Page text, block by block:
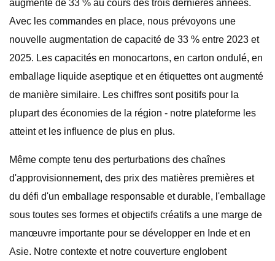
augmenté de 33 % au cours des trois dernières années.
Avec les commandes en place, nous prévoyons une
nouvelle augmentation de capacité de 33 % entre 2023 et
2025. Les capacités en monocartons, en carton ondulé, en
emballage liquide aseptique et en étiquettes ont augmenté
de manière similaire. Les chiffres sont positifs pour la
plupart des économies de la région - notre plateforme les
atteint et les influence de plus en plus.
Même compte tenu des perturbations des chaînes
d'approvisionnement, des prix des matières premières et
du défi d'un emballage responsable et durable, l'emballage
sous toutes ses formes et objectifs créatifs a une marge de
manœuvre importante pour se développer en Inde et en
Asie. Notre contexte et notre couverture englobent